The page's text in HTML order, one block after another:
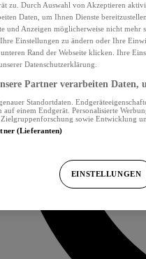
zu. Durch Auswahl von Akzeptieren
Daten, um Ihnen Dienste
und Anzeigen möglicherweise nicht mehr
Einstellungen zu ändern oder Ihre
Rand der Webseite klicken. Ihre
Datenschutzerklärung.
Partner verarbeiten Daten,
Standortdaten.
einem Endgerät. Personalisierte
sowie Entwicklung
(Lieferanten)
EINSTELLUNGEN